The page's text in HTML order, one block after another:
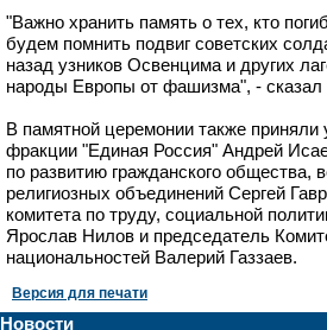
"Важно хранить память о тех, кто
будем помнить подвиг советских
назад узников Освенцима и других
народы Европы от фашизма", - сказал
В памятной церемонии также приняли
фракции "Единая Россия" Андрей
по развитию гражданского общества,
религиозных объединений Сергей
комитета по труду, социальной
Ярослав Нилов и председатель
национальностей Валерий Газзаев.
Версия для печати
Новости